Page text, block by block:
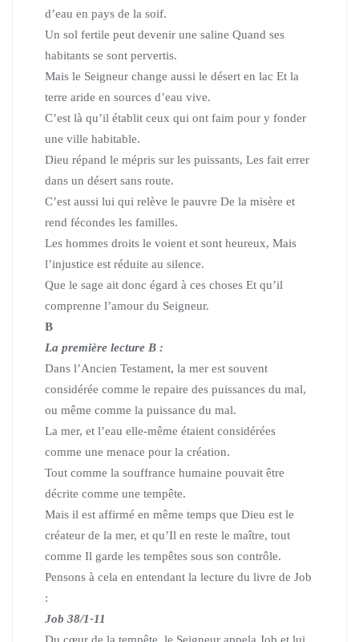
d’eau en pays de la soif.
Un sol fertile peut devenir une saline Quand ses
habitants se sont pervertis.
Mais le Seigneur change aussi le désert en lac Et la
terre aride en sources d’eau vive.
C’est là qu’il établit ceux qui ont faim pour y fonder
une ville habitable.
Dieu répand le mépris sur les puissants, Les fait errer
dans un désert sans route.
C’est aussi lui qui relève le pauvre De la misère et
rend fécondes les familles.
Les hommes droits le voient et sont heureux, Mais
l’injustice est réduite au silence.
Que le sage ait donc égard à ces choses Et qu’il
comprenne l’amour du Seigneur.
B
La première lecture B :
Dans l’Ancien Testament, la mer est souvent
considérée comme le repaire des puissances du mal,
ou même comme la puissance du mal.
La mer, et l’eau elle-même étaient considérées
comme une menace pour la création.
Tout comme la souffrance humaine pouvait être
décrite comme une tempête.
Mais il est affirmé en même temps que Dieu est le
créateur de la mer, et qu’Il en reste le maître, tout
comme Il garde les tempêtes sous son contrôle.
Pensons à cela en entendant la lecture du livre de Job
:
Job 38/1-11
Du cœur de la tempête, le Seigneur appela Job et lui